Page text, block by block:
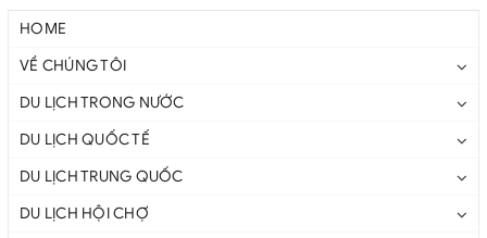
HOME
VỀ CHÚNG TÔI
DU LỊCH TRONG NƯỚC
DU LỊCH QUỐC TẾ
DU LỊCH TRUNG QUỐC
DU LỊCH HỘI CHỢ